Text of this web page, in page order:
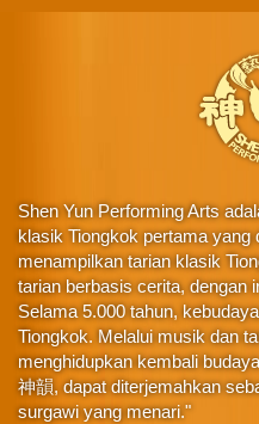
Shen Yun Performing Arts
klasik Tiongkok pertama yang
menampilkan tarian klasik
tarian berbasis cerita, dengan
Selama 5.000 tahun,
Tiongkok. Melalui musik dan
menghidupkan kembali
神韻, dapat diterjemahkan
surgawi yang menari."